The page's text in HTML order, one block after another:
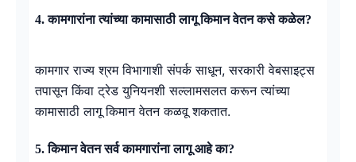
4. कामगारांना त्यांच्या कामासाठी लागू किमान वेतन कसे कळेल?
कामगार राज्य श्रम विभागाशी संपर्क साधून, सरकारी वेबसाइट्स
तपासून किंवा ट्रेड युनियनशी सल्लामसलत करून त्यांच्या
कामासाठी लागू किमान वेतन कळवू शकतात.
5. किमान वेतन सर्व कामगारांना लागू आहे का?